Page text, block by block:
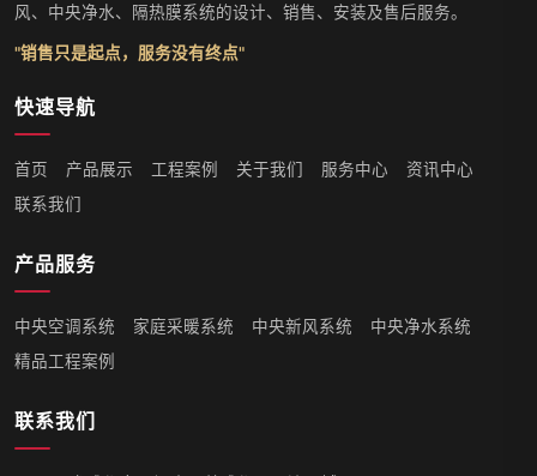
风、中央净水、隔热膜系统的设计、销售、安装及售后服务。
"销售只是起点，服务没有终点"
快速导航
首页 产品展示 工程案例 关于我们 服务中心
资讯中心
联系我们
产品服务
中央空调系统 家庭采暖系统 中央新风系统
中央净水系统
精品工程案例
联系我们